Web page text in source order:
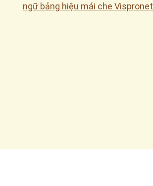
ngữ bảng hiệu mái che Vispronet